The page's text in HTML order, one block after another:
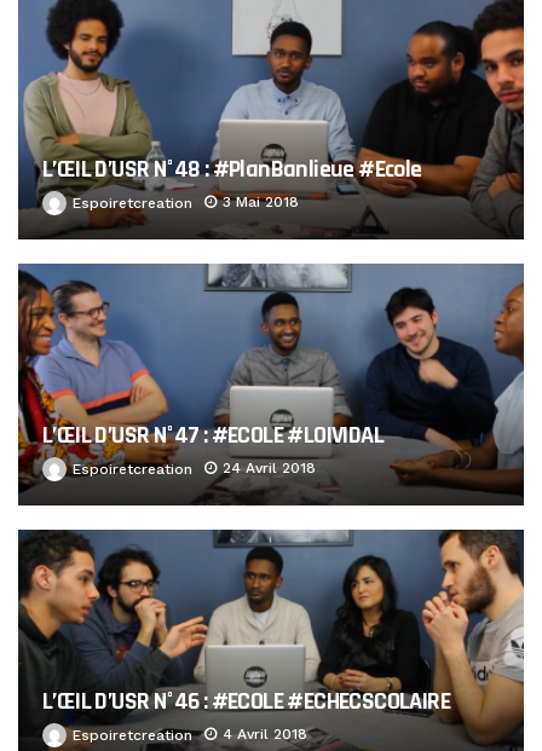
L’ŒIL D’USR N°48 : #PlanBanlieue #Ecole
Espoiretcreation 3 Mai 2018
L’ŒIL D’USR N°47 : #ECOLE #LOIVIDAL
Espoiretcreation 24 Avril 2018
L’ŒIL D’USR N°46 : #ECOLE #ECHECSCOLAIRE
Espoiretcreation 4 Avril 2018